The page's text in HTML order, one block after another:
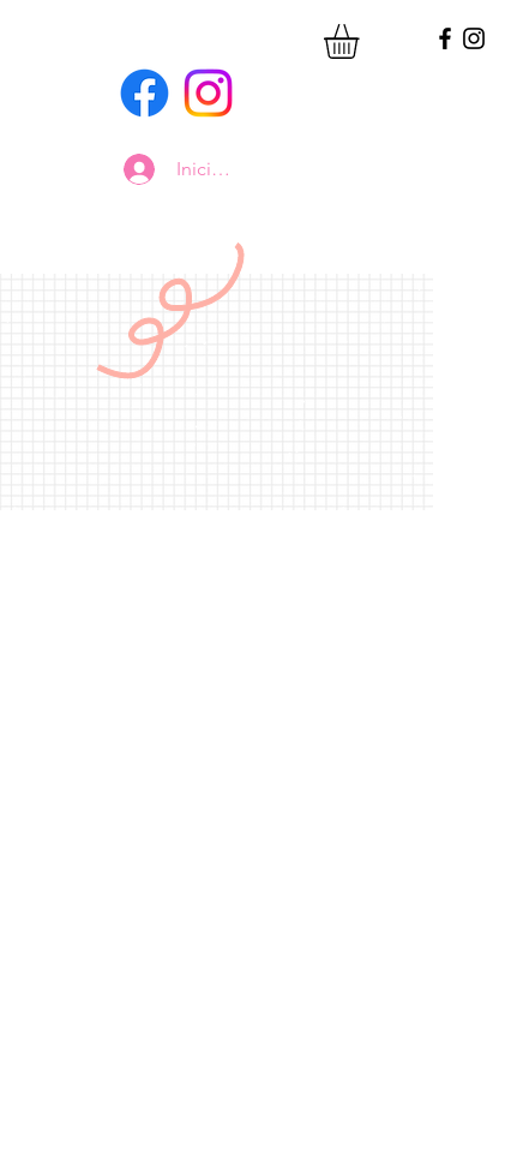
Iniciar sesión